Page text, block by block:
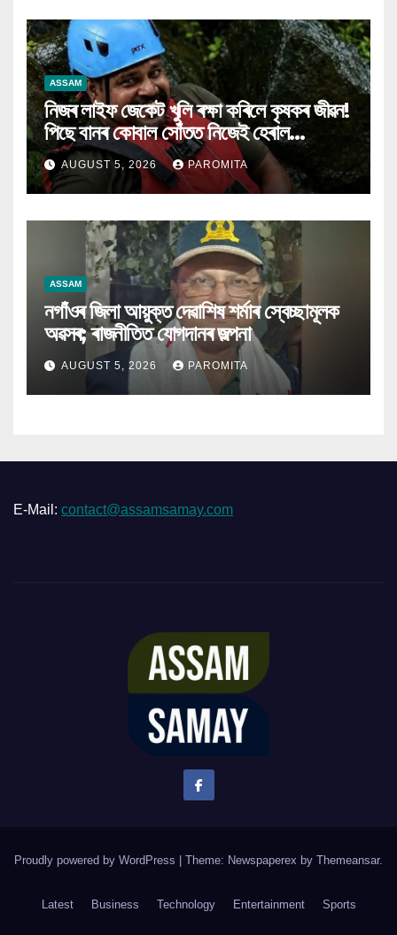
ASSAM
নিজৰ লাইফ জেকেট খুলি ৰক্ষা কৰিলে কৃষকৰ জীৱন!
পিছে বানৰ কোবাল সোঁতত নিজেই হেৰাল
স্বেচ্ছাসেৱক ৰাজেশ
AUGUST 5, 2026 PAROMITA
ASSAM
নগাঁওৰ জিলা আয়ুক্ত দেৱাশিষ শৰ্মাৰ স্বেচ্ছামূলক
অৱসৰ; ৰাজনীতিত যোগদানৰ জল্পনা
AUGUST 5, 2026 PAROMITA
E-Mail: contact@assamsamay.com
Proudly powered by WordPress Theme: Newspaperex by Themeansar.
Latest Business Technology Entertainment Sports